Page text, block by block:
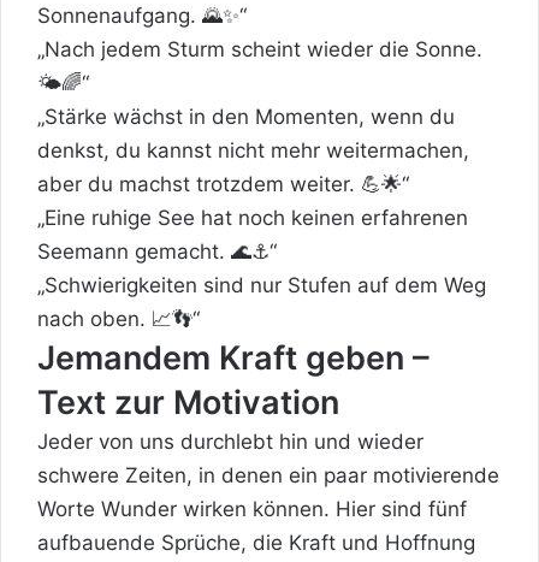
Sonnenaufgang. 🌄✨“
„Nach jedem Sturm scheint wieder die Sonne.
🌤️🌈“
„Stärke wächst in den Momenten, wenn du
denkst, du kannst nicht mehr weitermachen,
aber du machst trotzdem weiter. 💪🌟“
„Eine ruhige See hat noch keinen erfahrenen
Seemann gemacht. 🌊⚓“
„Schwierigkeiten sind nur Stufen auf dem Weg
nach oben. 📈👣“
Jemandem Kraft geben –
Text zur Motivation
Jeder von uns durchlebt hin und wieder
schwere Zeiten, in denen ein paar motivierende
Worte Wunder wirken können. Hier sind fünf
aufbauende Sprüche, die Kraft und Hoffnung